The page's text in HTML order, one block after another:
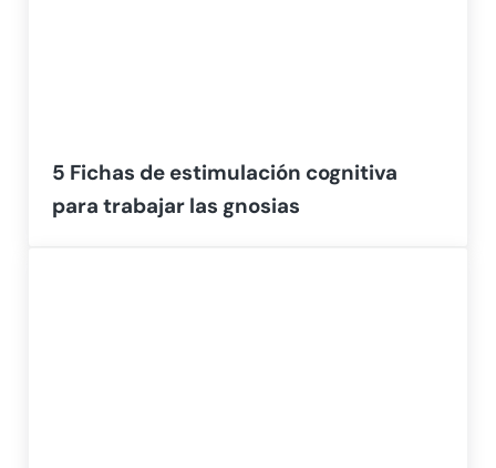
5 Fichas de estimulación cognitiva
para trabajar las gnosias